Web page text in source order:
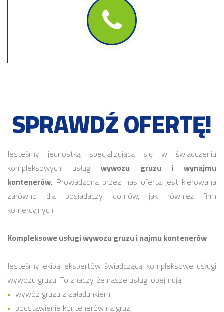
SPRAWDŹ OFERTĘ!
Jesteśmy jednostką specjalizująca się w świadczeniu
kompleksowych usługwywozu gruzu i wynajmu
kontenerów. Prowadzona przez nas oferta jest kierowana
zarówno dla posiadaczy domów, jak również firm
komercyjnych.
Kompleksowe usługi wywozu gruzu i najmu kontenerów
Jesteśmy ekipą ekspertów świadczącą kompleksowe usługi
wywozu gruzu. To znaczy, że nasze usługi obejmują:
wywóz gruzu z załadunkiem,
podstawienie kontenerów na gruz,